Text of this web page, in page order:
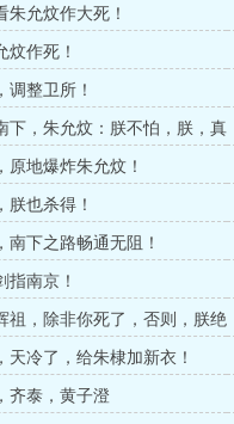
朱允炆作大死！
炆作死！
调整卫所！
下，朱允炆：朕不怕，朕，真
原地爆炸朱允炆！
朕也杀得！
南下之路畅通无阻！
指南京！
祖，除非你死了，否则，朕绝
天冷了，给朱棣加新衣！
齐泰，黄子澄